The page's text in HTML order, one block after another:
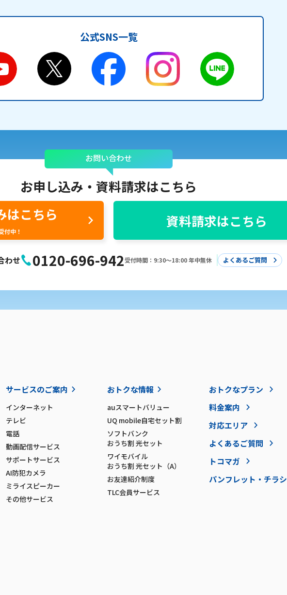
公式SNS一覧
お問い合わせ
お申し込み・ 資料請求はこちら
はこちら
付中！
資料請求はこちら
わせ 0120-696-942受付時間：9:30〜18:00 年中無休 よくあるご質問
サービスのご案内
インターネット
テレビ
電話
動画配信サービス
サポートサービス
AI防犯カメラ
ミライスピーカー
その他サービス
おトクな情報
auスマートバリュー
UQ mobile自宅セット割
ソフトバンク
おうち割 光セット
ワイモバイル
おうち割 光セット（A）
お友達紹介制度
TLC会員サービス
おトクなプラン
料金案内
対応エリア
よくあるご質問
トコマガ
パンフレット・チラシ